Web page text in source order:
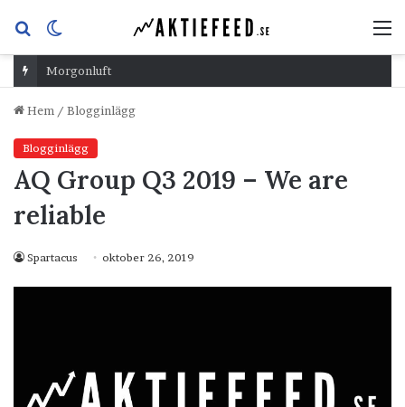
Sök
efterskin
Morgonluft
Hem / Blogginlägg
Blogginlägg
AQ Group Q3 2019 – We are
reliable
Spartacus oktober 26, 2019